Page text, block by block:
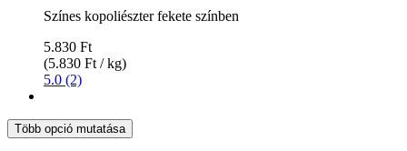
Színes kopoliészter fekete színben
5.830 Ft
(5.830 Ft / kg)
5.0 (2)
Több opció mutatása